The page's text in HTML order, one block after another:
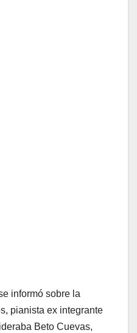
informó sobre la
pianista ex integrante
Beto Cuevas,